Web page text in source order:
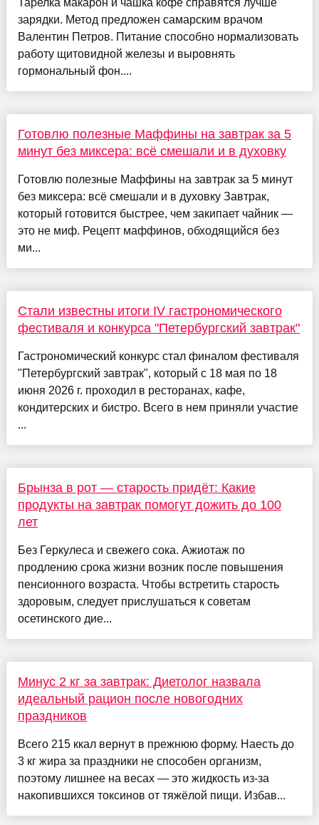
зарядки. Метод предложен самарским врачом
Валентин Петров. Питание способно нормализовать
работу щитовидной железы и выровнять
гормональный фон....
Готовлю полезные Маффины на завтрак за 5
минут без миксера: всё смешали и в духовку
Готовлю полезные Маффины на завтрак за 5 минут
без миксера: всё смешали и в духовку Завтрак,
который готовится быстрее, чем закипает чайник —
это не миф. Рецепт маффинов, обходящийся без
ми...
Стали известны итоги IV гастрономического
фестиваля и конкурса "Петербургский завтрак"
Гастрономический конкурс стал финалом фестиваля
"Петербургский завтрак", который с 18 мая по 18
июня 2026 г. проходил в ресторанах, кафе,
кондитерских и бистро. Всего в нем приняли участие
...
Брынза в рот — старость придёт: Какие
продукты на завтрак помогут дожить до 100
лет
Без Геркулеса и свежего сока. Ажиотаж по
продлению срока жизни возник после повышения
пенсионного возраста. Чтобы встретить старость
здоровым, следует прислушаться к советам
осетинского дие...
Минус 2 кг за завтрак: Диетолог назвала
идеальный рацион после новогодних
праздников
Всего 215 ккал вернут в прежнюю форму. Наесть до
3 кг жира за праздники не способен организм,
поэтому лишнее на весах — это жидкость из-за
накопившихся токсинов от тяжёлой пищи. Избав...